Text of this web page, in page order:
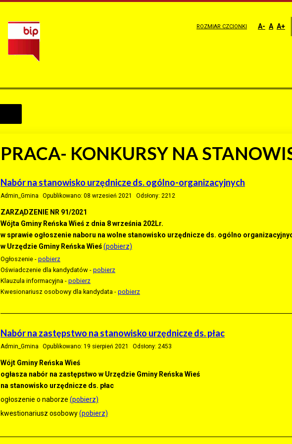
ROZMIAR CZCIONKI A- A A+
PRACA- KONKURSY NA
Nabór na stanowisko urzędnicze ds. ogólno-organizacyjnych
Admin_Gmina Opublikowano: 08 wrzesień 2021 Odsłony: 2212
ZARZĄDZENIE NR 91/2021
Wójta Gminy Reńska Wieś z dnia 8 września 202Lr.
w sprawie ogłoszenie naboru na wolne stanowisko urzędnicze ds. ogólno
w Urzędzie Gminy Reńska Wieś(pobierz)
Ogłoszenie - pobierz
Oświadczenie dla kandydatów - pobierz
Klauzula informacyjna - pobierz
Kwesionariusz osobowy dla kandydata - pobierz
Nabór na zastępstwo na stanowisko urzędnicze ds. płac
Admin_Gmina Opublikowano: 19 sierpień 2021 Odsłony: 2453
Wójt Gminy Reńska Wieś
ogłasza nabór na zastępstwo w Urzędzie Gminy Reńska Wieś
na stanowisko urzędnicze ds. płac
ogłoszenie o naborze (pobierz)
kwestionariusz osobowy(pobierz)